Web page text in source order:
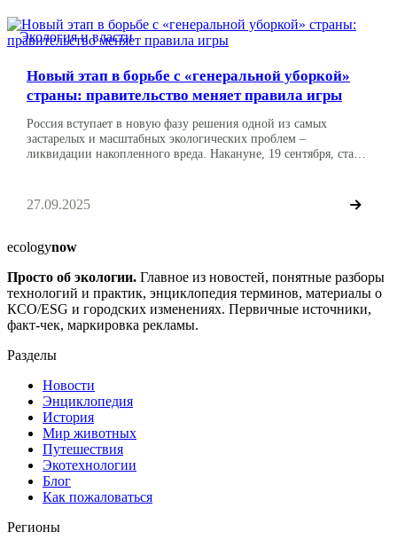
[…]
Экология и власти
Новый этап в борьбе с «генеральной уборкой»
страны: правительство меняет правила игры
Россия вступает в новую фазу решения одной из самых
застарелых и масштабных экологических проблем –
ликвидации накопленного вреда. Накануне, 19 сентября, стало
систематизировать «генеральную уборку» страны.
Правительство обновило правила для регионов по выявлению
прошлой хозяйственной деятельности. […]
27.09.2025
ecologynow
Просто об экологии. Главное из новостей, понятные разборы
технологий и практик, энциклопедия терминов, материалы о
КСО/ESG и городских изменениях. Первичные источники,
факт-чек, маркировка рекламы.
Разделы
Новости
Энциклопедия
История
Мир животных
Путешествия
Экотехнологии
Блог
Как пожаловаться
Регионы